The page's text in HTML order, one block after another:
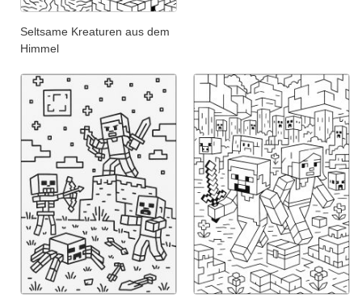
Seltsame Kreaturen aus dem
Himmel